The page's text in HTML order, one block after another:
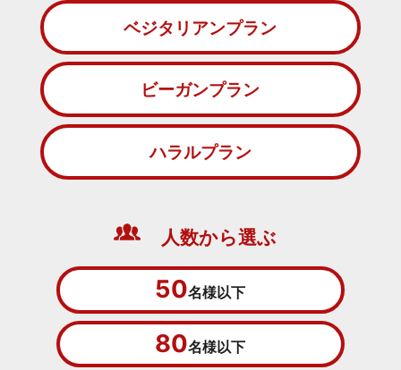
ベジタリアンプラン
ビーガンプラン
ハラルプラン
人数から選ぶ
50名様以下
80名様以下